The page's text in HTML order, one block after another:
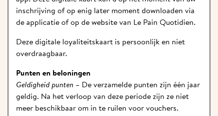
inschrijving of op enig later moment downloaden via
de applicatie of op de website van Le Pain Quotidien.
Deze digitale loyaliteitskaart is persoonlijk en niet
overdraagbaar.
Punten en beloningen
Geldigheid punten – De verzamelde punten zijn één jaar
geldig. Na het verloop van deze periode zijn ze niet
meer beschikbaar om in te ruilen voor vouchers.